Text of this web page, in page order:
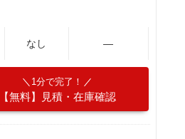
なし ―
1分で完了！
【無料】見積・在庫確認